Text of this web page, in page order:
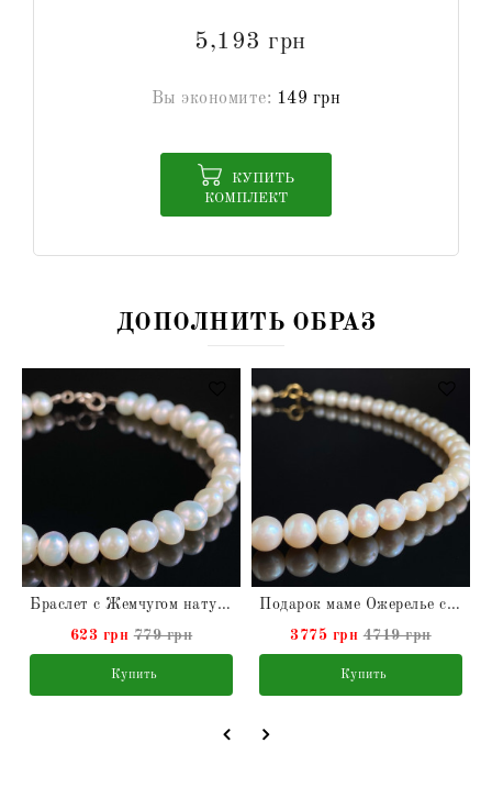
5,193 грн
Вы экономите: 149 грн
КОМПЛЕКТ
ДОПОЛНИТЬ ОБРАЗ
Браслет с Жемчугом натуральным
623 грн 779 грн
Купить
Подарок маме Ожерелье с Жемчугом натуральным
3775 грн 4719 грн
Купить